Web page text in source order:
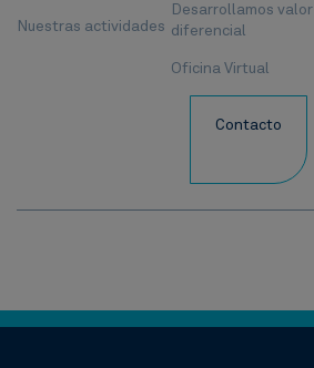
Nuestras actividades
Desarrollamos valor
diferencial
Oficina Virtual
Contacto